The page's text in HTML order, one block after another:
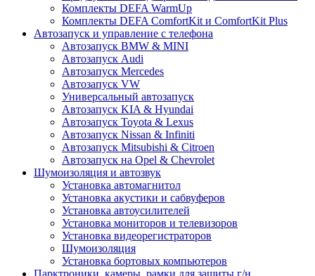
Комплекты DEFA WarmUp
Комплекты DEFA ComfortKit и ComfortKit Plus
Автозапуск и управление с телефона
Автозапуск BMW & MINI
Автозапуск Audi
Автозапуск Mercedes
Автозапуск VW
Универсальный автозапуск
Автозапуск KIA & Hyundai
Автозапуск Toyota & Lexus
Автозапуск Nissan & Infiniti
Автозапуск Mitsubishi & Citroen
Автозапуск на Opel & Chevrolet
Шумоизоляция и автозвук
Установка автомагнитол
Установка акустики и сабвуферов
Установка автоусилителей
Установка мониторов и телевизоров
Установка видеорегистраторов
Шумоизоляция
Установка бортовых компьютеров
Парктроники, камеры, рамки для защиты г/н